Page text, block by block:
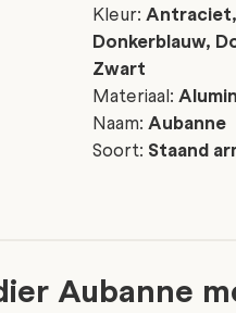
Kleur:
Donkerblauw,
Zwart
Materiaal:
Naam:Aubanne
Soort: Staand
Aubanne